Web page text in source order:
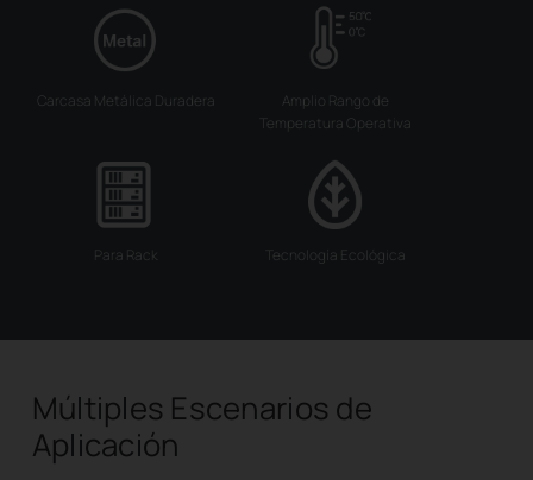
Carcasa Metálica Duradera
Amplio Rango de
Temperatura Operativa
Para Rack Tecnología Ecológica
Múltiples Escenarios de
Aplicación